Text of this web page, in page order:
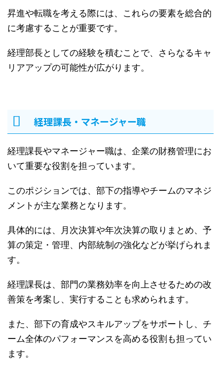
昇進や転職を考える際には、これらの要素を総合的
に考慮することが重要です。
経理部長としての経験を積むことで、さらなるキャ
リアアップの可能性が広がります。
経理課長・マネージャー職
経理課長やマネージャー職は、企業の財務管理にお
いて重要な役割を担っています。
このポジションでは、部下の指導やチームのマネジ
メントが主な業務となります。
具体的には、月次決算や年次決算の取りまとめ、予
算の策定・管理、内部統制の強化などが挙げられま
す。
経理課長は、部門の業務効率を向上させるための改
善策を考案し、実行することも求められます。
また、部下の育成やスキルアップをサポートし、チ
ーム全体のパフォーマンスを高める役割も担ってい
ます。